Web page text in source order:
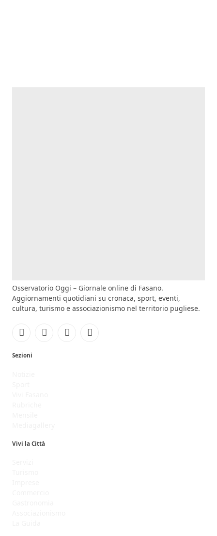
Osservatorio Oggi – Giornale online di Fasano.
Aggiornamenti quotidiani su cronaca, sport, eventi,
cultura, turismo e associazionismo nel territorio pugliese.
FacebookInstagramYouTubeRSS
Sezioni
Vivi la Città